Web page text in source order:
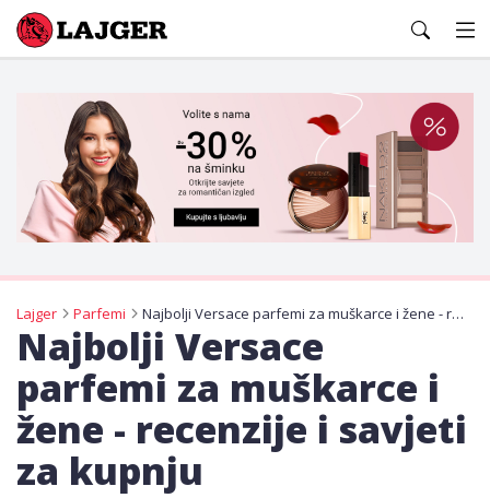
Lajger
Lajger Parfemi Najbolji Versace parfemi za muškarce i žene - recenzije i savjeti za kupnju
Najbolji Versace
parfemi za muškarce i
žene - recenzije i savjeti
za kupnju